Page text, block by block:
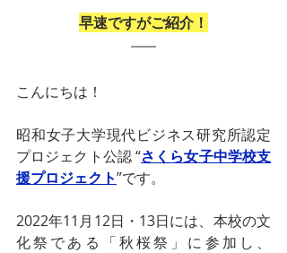
早速ですがご紹介！
こんにちは！
昭和女子大学現代ビジネス研究所認定
プロジェクト公認 “さくら女子中学校支
援プロジェクト”です。
2022年11月12日・13日には、本校の文
化祭である「秋桜祭」に参加し、